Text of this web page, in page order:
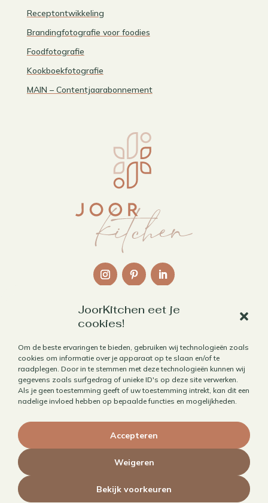
JoorKitchen eet je
cookies!
Om de beste ervaringen te bieden, gebruiken wij technologieën zoals
cookies om informatie over je apparaat op te slaan en/of te
raadplegen. Door in te stemmen met deze technologieën kunnen wij
gegevens zoals surfgedrag of unieke ID's op deze site verwerken.
Als je geen toestemming geeft of uw toestemming intrekt, kan dit een
nadelige invloed hebben op bepaalde functies en mogelijkheden.
Accepteren
Weigeren
Bekijk voorkeuren
Receptontwikkeling
Brandingfotografie voor foodies
Foodfotografie
Kookboekfotografie
MAIN – Contentjaarabonnement
Contact
Algemene voorwaarden
Privacybeleid